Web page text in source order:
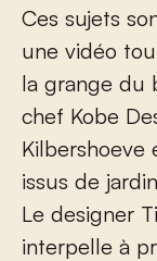
Ces sujets
une vidéo
la grange du
chef Kobe
Kilbershoeve
issus de
Le designer
interpelle à